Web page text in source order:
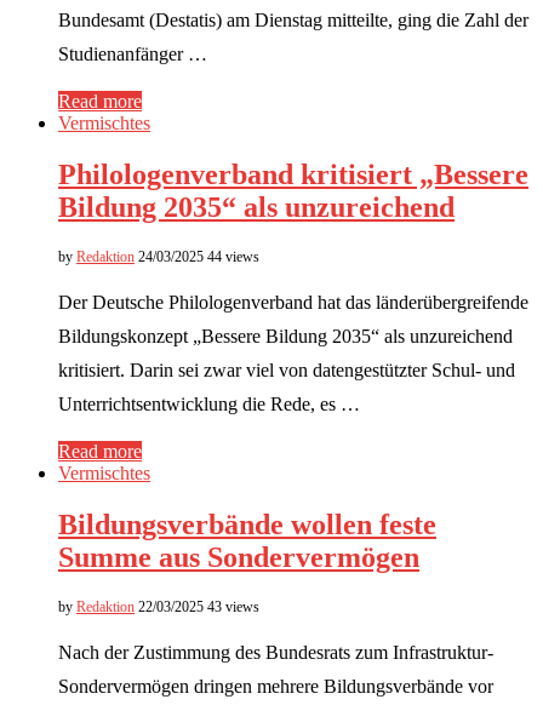
Bundesamt (Destatis) am Dienstag mitteilte, ging die Zahl der
Studienanfänger …
Read more
Vermischtes
Philologenverband kritisiert „Bessere
Bildung 2035“ als unzureichend
by Redaktion 24/03/2025 44 views
Der Deutsche Philologenverband hat das länderübergreifende
Bildungskonzept „Bessere Bildung 2035“ als unzureichend
kritisiert. Darin sei zwar viel von datengestützter Schul- und
Unterrichtsentwicklung die Rede, es …
Read more
Vermischtes
Bildungsverbände wollen feste
Summe aus Sondervermögen
by Redaktion 22/03/2025 43 views
Nach der Zustimmung des Bundesrats zum Infrastruktur-
Sondervermögen dringen mehrere Bildungsverbände vor